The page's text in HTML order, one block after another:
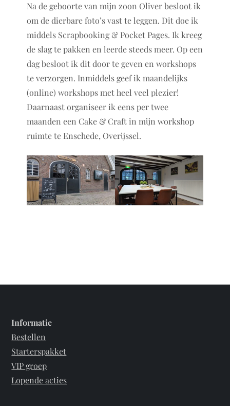
Na de geboorte van mijn zoon Oliver besloot ik
om de dierbare foto’s vast te leggen. Dit doe ik
middels Scrapbooking & Pocket Pages. Ik kreeg
de slag te pakken en leerde steeds meer. Op een
dag besloot ik dit door te geven en workshops
te verzorgen. Inmiddels geef ik maandelijks
(online) workshops met heel veel plezier!
Daarnaast organiseer ik eens per twee
maanden een Cake & Craft in mijn workshop
ruimte te Enschede, Overijssel.
Informatie
Bestellen
Starterspakket
VIP groep
Lopende acties